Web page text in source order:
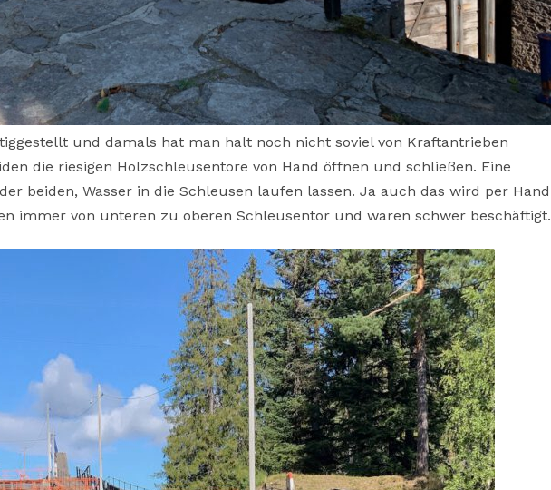
und damals hat man halt noch nicht soviel von Kraftantrieben
die riesigen Holzschleusentore von Hand öffnen und schließen. Eine
beiden, Wasser in die Schleusen laufen lassen. Ja auch das wird per Hand
immer von unteren zu oberen Schleusentor und waren schwer beschäftigt.